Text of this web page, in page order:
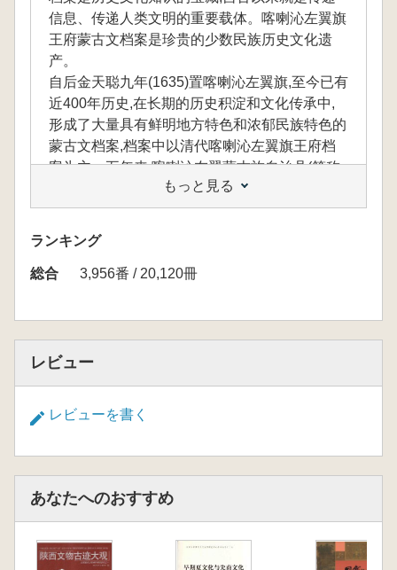
信息、传递人类文明的重要载体。喀喇沁左翼旗
王府蒙古文档案是珍贵的少数民族历史文化遗
产。
自后金天聪九年(1635)置喀喇沁左翼旗,至今已有
近400年历史,在长期的历史积淀和文化传承中,
形成了大量具有鲜明地方特色和浓郁民族特色的
蒙古文档案,档案中以清代喀喇沁左翼旗王府档
案为主。五年来,喀喇沁左翼蒙古族自治县(简称
喀左县)档案局组织专人对馆藏的清代蒙古文档
案进行了分类整理和翻译研究,档案整理项目先
后被列为辽宁省少数民族古籍整理“十五”规划和
国家清史工程项目。
喀喇沁左翼旗王府档案是目前保存较为完整的地
理藩院、热河都统、卓索图盟、八沟厅、承德
府、三座塔厅(今朝阳)、塔子沟厅(今凌源)、建
门内部文件。按文体分有:圣旨、示喻、告示、
务、土地、综合共六大类,十卷本。档案内容丰
治、经济、历史、宗教、文化、教育、风俗等各
もっと見る
ランキング
総合 3,956番 / 20,120冊
レビュー
レビューを書く
あなたへのおすすめ